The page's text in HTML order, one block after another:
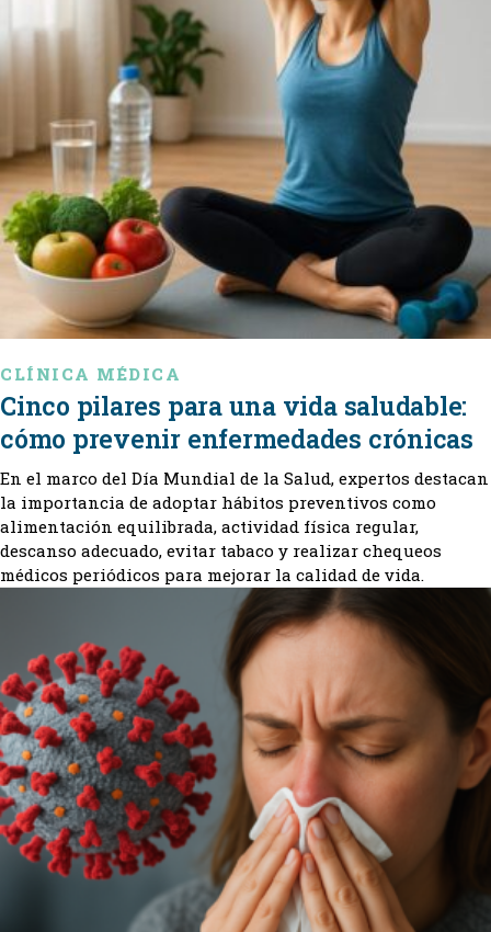
CLÍNICA MÉDICA
Cinco pilares para una vida saludable:
cómo prevenir enfermedades crónicas
En el marco del Día Mundial de la Salud, expertos destacan
la importancia de adoptar hábitos preventivos como
alimentación equilibrada, actividad física regular,
descanso adecuado, evitar tabaco y realizar chequeos
médicos periódicos para mejorar la calidad de vida.